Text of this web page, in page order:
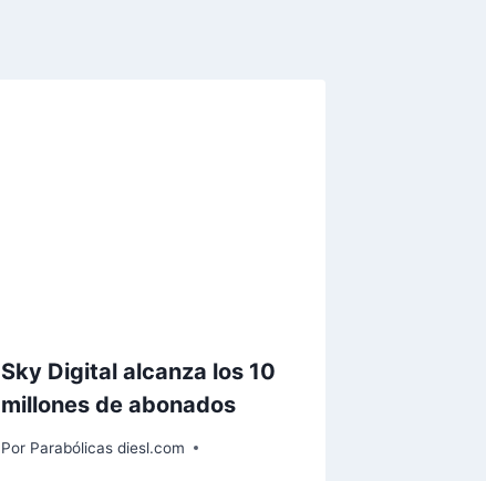
Sky Digital alcanza los 10
millones de abonados
Por Parabólicas diesl.com